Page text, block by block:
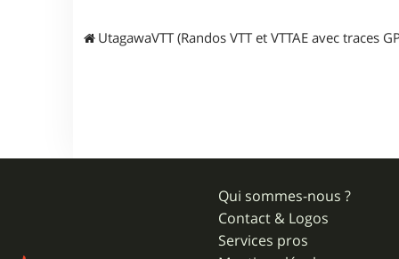
UtagawaVTT (Randos VTT et VTTAE avec traces
Qui sommes-nous ?
Contact & Logos
Services pros